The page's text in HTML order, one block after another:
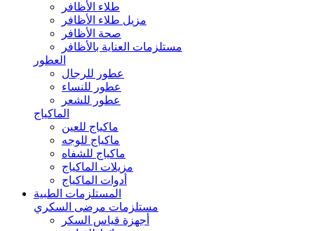
طلاء الأظافر
مزيل طلاء الأظافر
صحة الأظافر
مستلزمات العناية بالأظافر
العطور
عطور للرجال
عطور للنساء
عطور للشعر
الماكياج
ماكياج للعين
ماكياج للوجه
ماكياج للشفاه
مزيلات الماكياج
أدوات الماكياج
المستلزمات الطبية
مستلزمات مرضى السكري
أجهزة قياس السكر